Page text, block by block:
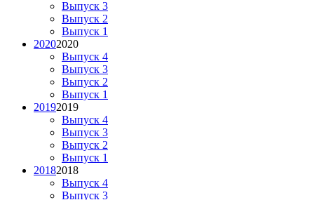
Выпуск 3
Выпуск 2
Выпуск 1
20202020
Выпуск 4
Выпуск 3
Выпуск 2
Выпуск 1
20192019
Выпуск 4
Выпуск 3
Выпуск 2
Выпуск 1
20182018
Выпуск 4
Выпуск 3